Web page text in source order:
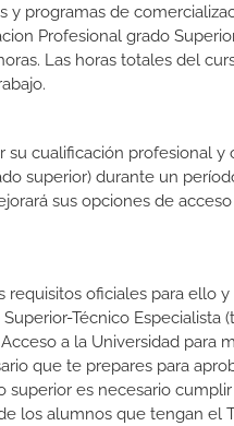
y programas de
Profesional grado
Las horas totales del
su cualificación profesional y
superior) durante un
sus opciones de
requisitos oficiales para ello y
Técnico Especialista
a la Universidad para
que te prepares para
superior es necesario
los alumnos que tengan el